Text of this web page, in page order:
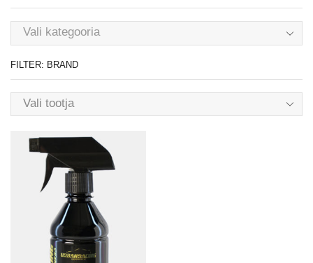
Vali kategooria
FILTER: BRAND
Vali tootja